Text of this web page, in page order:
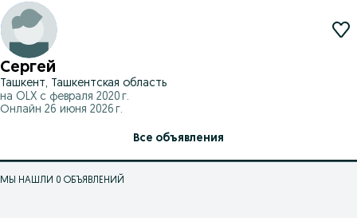
Сергей
Ташкент, Ташкентская область
на OLX с февраля 2020 г.
Онлайн 26 июня 2026 г.
Все объявления
МЫ НАШЛИ 0 ОБЪЯВЛЕНИЙ